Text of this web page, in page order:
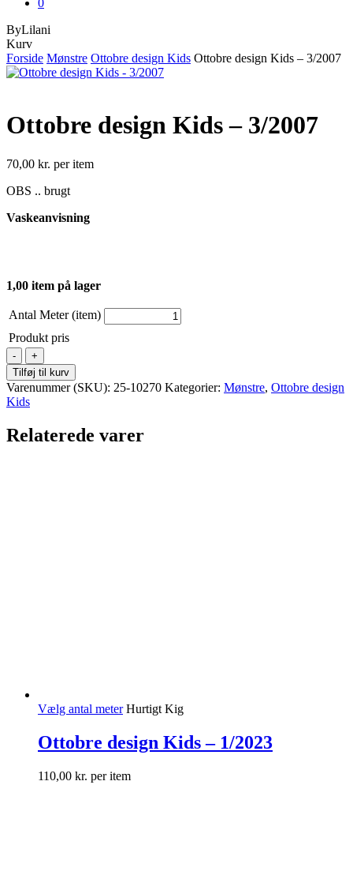
0
ByLilani
KurvClose
Cart
Forside Mønstre Ottobre design Kids Ottobre design Kids – 3/2007
Ottobre design Kids – 3/2007
70,00 kr. per item
OBS .. brugt
Vaskeanvisning
1,00 item på lager
Antal Meter (item)
Produkt pris
Ottobre
design
Kids
-
3/2007
Tilføj til kurv
Varenummer (SKU): 25-10270 Kategorier: Mønstre, Ottobre design
Kids
Relaterede varer
Vælg antal meter Hurtigt Kig
Ottobre design Kids – 1/2023
110,00 kr. per item